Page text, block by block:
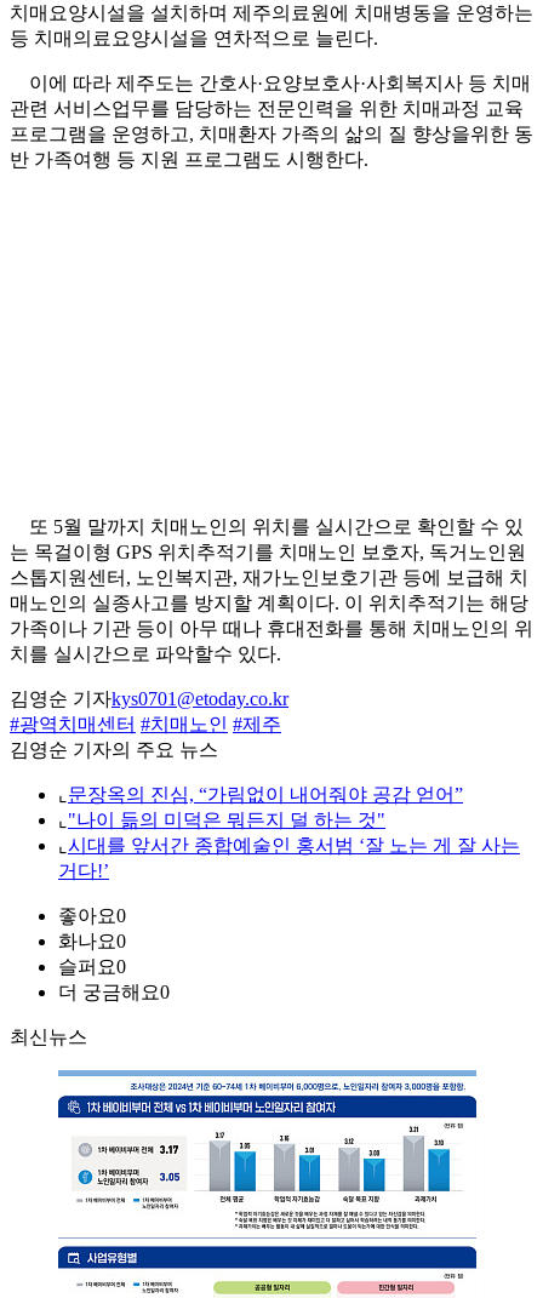
치매요양시설을 설치하며 제주의료원에 치매병동을 운영하는
등 치매의료요양시설을 연차적으로 늘린다.
이에 따라 제주도는 간호사·요양보호사·사회복지사 등 치매
관련 서비스업무를 담당하는 전문인력을 위한 치매과정 교육
프로그램을 운영하고, 치매환자 가족의 삶의 질 향상을위한 동
반 가족여행 등 지원 프로그램도 시행한다.
또 5월 말까지 치매노인의 위치를 실시간으로 확인할 수 있
는 목걸이형 GPS 위치추적기를 치매노인 보호자, 독거노인원
스톱지원센터, 노인복지관, 재가노인보호기관 등에 보급해 치
매노인의 실종사고를 방지할 계획이다. 이 위치추적기는 해당
가족이나 기관 등이 아무 때나 휴대전화를 통해 치매노인의 위
치를 실시간으로 파악할수 있다.
김영순 기자kys0701@etoday.co.kr
#광역치매센터 #치매노인 #제주
김영순 기자의 주요 뉴스
⌞ 문장옥의 진심, “가림없이 내어줘야 공감 얻어”
⌞ "나이 듦의 미덕은 뭐든지 덜 하는 것"
⌞ 시대를 앞서간 종합예술인 홍서범 ‘잘 노는 게 잘 사는
거다!’
좋아요0
화나요0
슬퍼요0
더 궁금해요0
최신뉴스